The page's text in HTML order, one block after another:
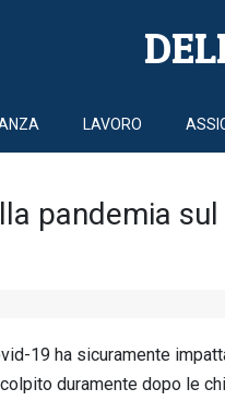
LAVORO
pandemia
19 ha sicuramente
duramente dopo le